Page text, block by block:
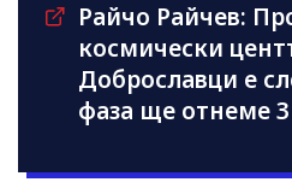
Райчо Райчев:
космически
Доброславци е
фаза ще отнеме